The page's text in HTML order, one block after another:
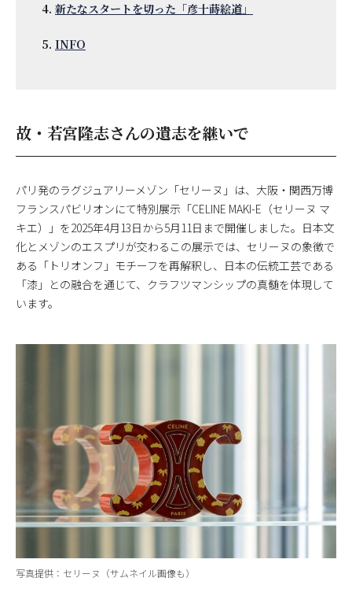
新たなスタートを切った「彦十蒔絵道」
INFO
故・若宮隆志さんの遺志を継いで
パリ発のラグジュアリーメゾン「セリーヌ」は、大阪・関西万博
フランスパビリオンにて特別展示「CELINE MAKI-E（セリーヌ マ
キエ）」を2025年4月13日から5月11日まで開催しました。日本文
化とメゾンのエスプリが交わるこの展示では、セリーヌの象徴で
ある「トリオンフ」モチーフを再解釈し、日本の伝統工芸である
「漆」との融合を通じて、クラフツマンシップの真髄を体現して
います。
写真提供：セリーヌ（サムネイル画像も）